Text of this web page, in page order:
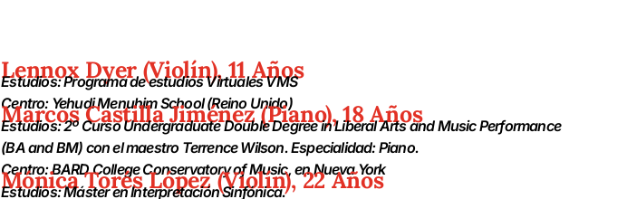
Lennox Dyer (Violín), 11 Años
Estudios: Programa de estudios Virtuales VMS
Centro: Yehudi Menuhim School (Reino Unido)
Marcos Castilla Jiménez (Piano), 18 Años
Estudios: 2º Curso Undergraduate Double Degree in Liberal Arts and MusicPerformance
(BA and BM) con el maestro Terrence Wilson. Especialidad: Piano.
Centro: BARD College Conservatory of Music, en Nueva York
Mónica Torés López (Violín), 22 Años
Estudios: Máster en Interpretación Sinfónica.